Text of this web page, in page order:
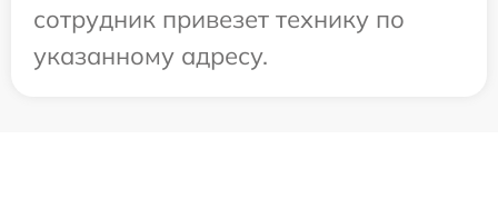
сотрудник привезет технику по
указанному адресу.